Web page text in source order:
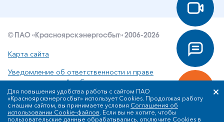
© ПАО «Красноярскэнергосбыт» 2006-2026
Карта сайта
Уведомление об ответственности и праве
интеллектуальной собственности
Политика ПАО «Красноярскэнергосбыт» в отношении
обработки персональных данных
Для повышения удобства работы с сайтом ПАО
«Красноярскэнергосбыт» использует Cookies. Продолжая работу
с нашим сайтом, вы принимаете условия Соглашения об
использовании Cookie-файлов. Если вы не хотите, чтобы
пользовательские данные обрабатывались, отключите Cookies в